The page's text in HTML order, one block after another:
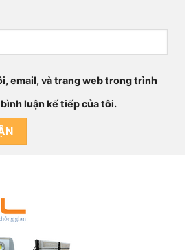
email, và trang web trong trình
luận kế tiếp của tôi.